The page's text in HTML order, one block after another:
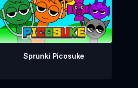
Sprunki Picosuke